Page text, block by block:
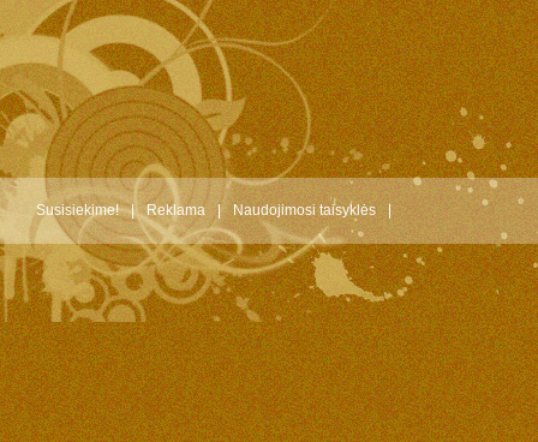
Susisiekime! | Reklama | Naudojimosi taisyklės |